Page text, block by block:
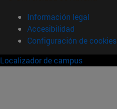
Información legal
Accesibilidad
Configuración de cookies
Localizador de campus